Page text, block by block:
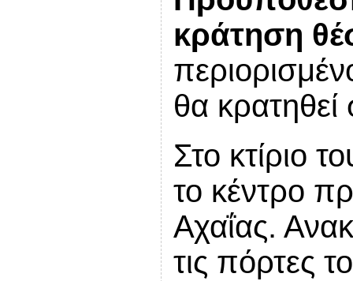
κράτηση
θα κρατηθεί
Στο κτίριο
το κέντρο
Αχαΐας.
τις πόρτες